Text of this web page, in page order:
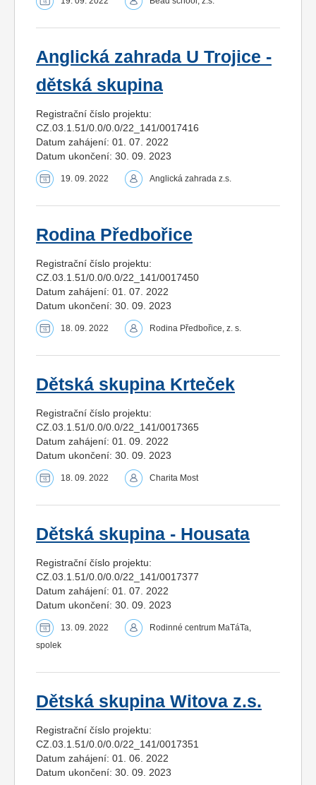
Anglická zahrada U Trojice -
dětská skupina
Registrační číslo projektu:
CZ.03.1.51/0.0/0.0/22_141/0017416
Datum zahájení: 01. 07. 2022
Datum ukončení: 30. 09. 2023
19. 09. 2022 Anglická zahrada z.s.
Rodina Předbořice
Registrační číslo projektu:
CZ.03.1.51/0.0/0.0/22_141/0017450
Datum zahájení: 01. 07. 2022
Datum ukončení: 30. 09. 2023
18. 09. 2022 Rodina Předbořice, z. s.
Dětská skupina Krteček
Registrační číslo projektu:
CZ.03.1.51/0.0/0.0/22_141/0017365
Datum zahájení: 01. 09. 2022
Datum ukončení: 30. 09. 2023
18. 09. 2022 Charita Most
Dětská skupina - Housata
Registrační číslo projektu:
CZ.03.1.51/0.0/0.0/22_141/0017377
Datum zahájení: 01. 07. 2022
Datum ukončení: 30. 09. 2023
13. 09. 2022
Rodinné centrum MaTáTa,
spolek
Dětská skupina Witova z.s.
Registrační číslo projektu:
CZ.03.1.51/0.0/0.0/22_141/0017351
Datum zahájení: 01. 06. 2022
Datum ukončení: 30. 09. 2023